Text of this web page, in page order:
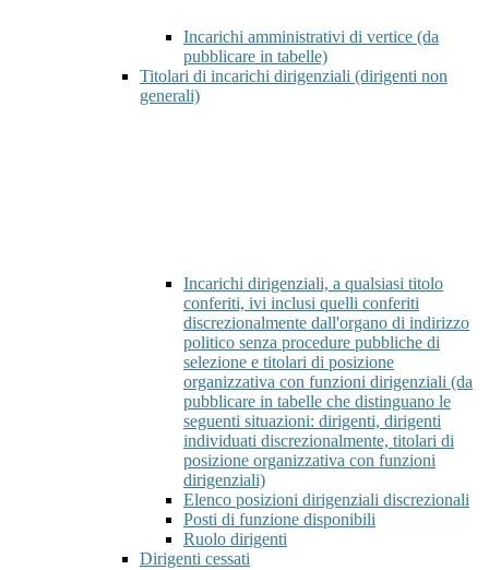
Incarichi amministrativi di vertice (da
pubblicare in tabelle)
Titolari di incarichi dirigenziali (dirigenti non
generali)
Incarichi dirigenziali, a qualsiasi titolo
conferiti, ivi inclusi quelli conferiti
discrezionalmente dall'organo di indirizzo
politico senza procedure pubbliche di
selezione e titolari di posizione
organizzativa con funzioni dirigenziali (da
pubblicare in tabelle che distinguano le
seguenti situazioni: dirigenti, dirigenti
individuati discrezionalmente, titolari di
posizione organizzativa con funzioni
dirigenziali)
Elenco posizioni dirigenziali discrezionali
Posti di funzione disponibili
Ruolo dirigenti
Dirigenti cessati